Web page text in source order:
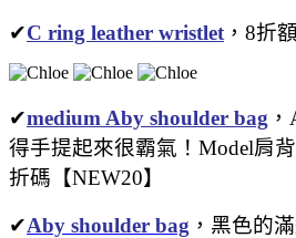
✔C ring leather wristlet ，8折
✔medium Aby shoulder bag
得手提起來很霸氣！Model肩
折碼【NEW20】
✔Aby shoulder bag ，黑色的